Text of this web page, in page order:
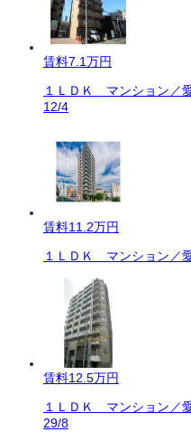
賃料7.1万円
１ＬＤＫ マンション／
12/4
賃料11.2万円
１ＬＤＫ マンション／
賃料12.5万円
１ＬＤＫ マンション／
29/8